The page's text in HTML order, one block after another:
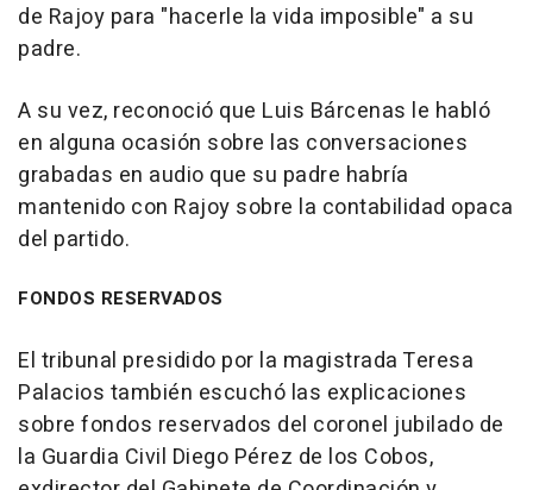
de Rajoy para "hacerle la vida imposible" a su
padre.
A su vez, reconoció que Luis Bárcenas le habló
en alguna ocasión sobre las conversaciones
grabadas en audio que su padre habría
mantenido con Rajoy sobre la contabilidad opaca
del partido.
FONDOS RESERVADOS
El tribunal presidido por la magistrada Teresa
Palacios también escuchó las explicaciones
sobre fondos reservados del coronel jubilado de
la Guardia Civil Diego Pérez de los Cobos,